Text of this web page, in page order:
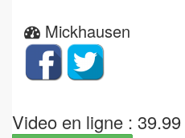
Mickhausen
Video en ligne : 39.99